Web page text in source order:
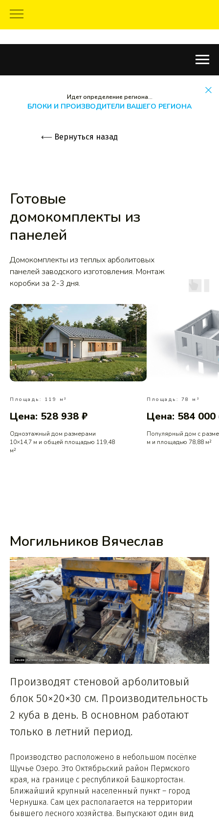
Идет определение региона...
БЛОКИ И ПРОИЗВОДИТЕЛИ ВАШЕГО РЕГИОНА
⟵ Вернуться назад
Готовые
домокомплекты из
панелей
Домокомплекты из теплых арболитовых
панелей заводского изготовления. Монтаж
коробки за 2-3 дня.
Площадь: 119 м²
Цена: 528 938 ₽
Одноэтажный дом размерами
10×14,7 м и общей площадью 119,48
м²
Площадь: 78 м²
Цена: 584 000
Популярный дом с
м и площадью 78,88 м²
Могильников Вячеслав
Производят стеновой арболитовый
блок 50×20×30 см. Производительность
2 куба в день. В основном работают
только в летний период.
Производство расположено в небольшом посёлке
Щучье Озеро. Это Октябрьский район Пермского
края, на границе с республикой Башкортостан.
Ближайший крупный населенный пункт – город
Чернушка. Сам цех располагается на территории
бывшего лесного хозяйства. Выпускают один вид